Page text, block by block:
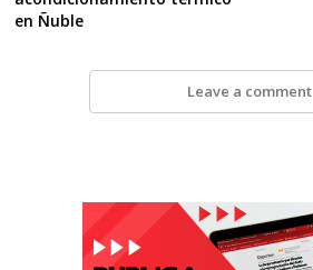
en Ñuble
Leave a comment